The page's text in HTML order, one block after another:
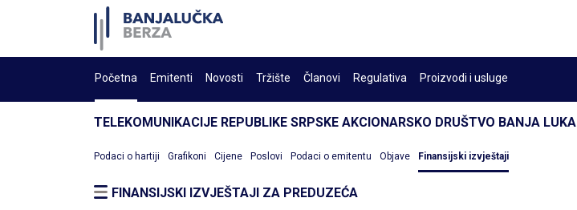
Početna Emitenti Novosti Tržište Članovi Regulativa Proizvodi i usluge
TELEKOMUNIKACIJE REPUBLIKE SRPSKE AKCIONARSKO DRUŠTVO BANJA LUKA
Podaci o hartiji Grafikoni Cijene Poslovi Podaci o emitentu Objave Finansijski izvještaji
FINANSIJSKI IZVJEŠTAJI ZA PREDUZEĆA